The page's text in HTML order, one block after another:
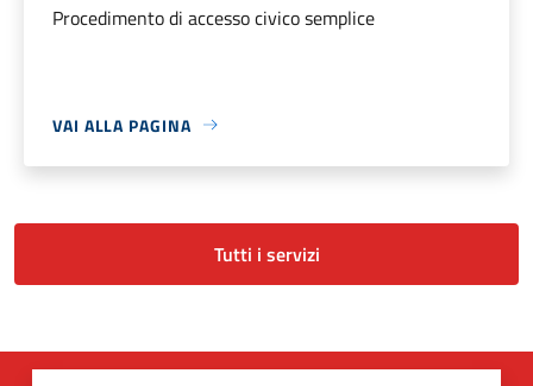
Procedimento di accesso civico semplice
VAI ALLA PAGINA
Tutti i servizi